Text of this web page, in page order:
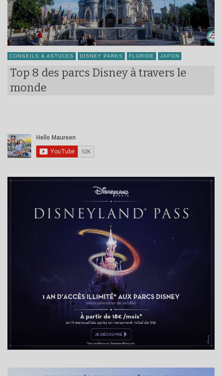
CONSEILS & ASTUCES DISNEY PARKS FLORIDE JAPON
Top 8 des parcs Disney à travers le
monde